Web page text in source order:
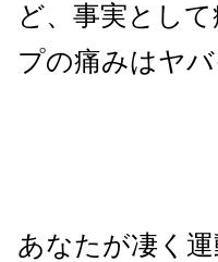
ど、事実とし
プの痛みはヤバ
あなたが凄く